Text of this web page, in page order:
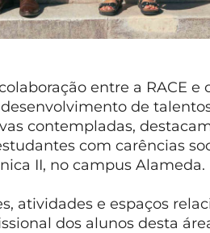
entre a RACE e
de
contempladas,
com carências
II, no campus Alameda.
atividades e espaços
dos alunos desta